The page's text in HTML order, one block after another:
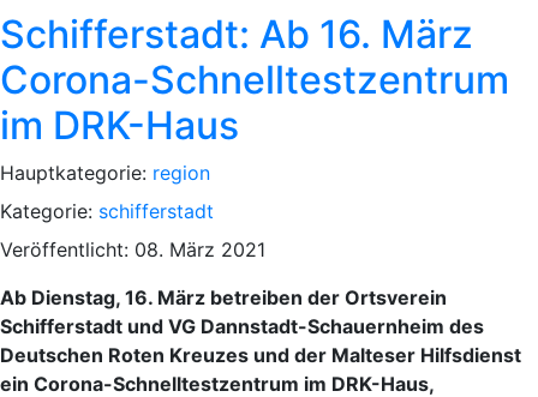
Schifferstadt: Ab 16. März
Corona-Schnelltestzentrum
im DRK-Haus
Hauptkategorie: region
Kategorie: schifferstadt
Veröffentlicht: 08. März 2021
Ab Dienstag, 16. März betreiben der Ortsverein
Schifferstadt und VG Dannstadt-Schauernheim des
Deutschen Roten Kreuzes und der Malteser Hilfsdienst
ein Corona-Schnelltestzentrum im DRK-Haus,